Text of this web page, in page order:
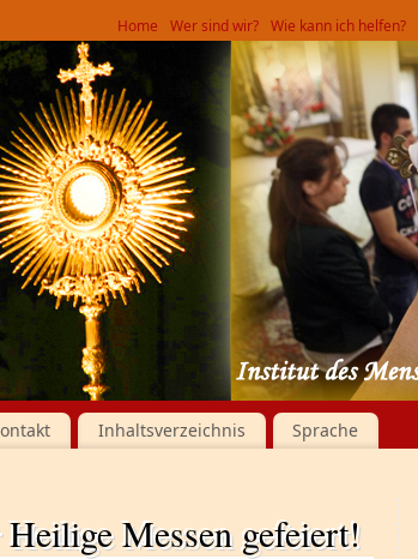
Home Wer sind wir? Wie kann ich helfen?
Inhaltsverzeichnis Sprache
Messen gefeiert!